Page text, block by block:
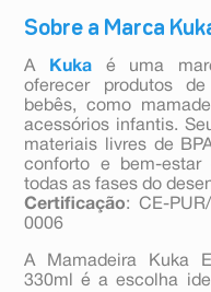
Sobre a Marca
A Kuka é uma
oferecer produtos
bebês, como
acessórios infantis.
materiais livres de
conforto e bem-estar
todas as fases do
Certificação: CE-
0006
A Mamadeira Kuka
330ml é a escolha